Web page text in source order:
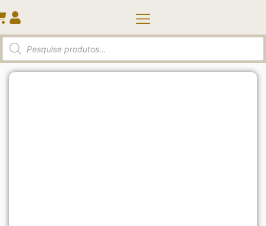
Início / Tesoura Dobrável Multiuso